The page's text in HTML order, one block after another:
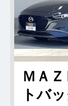
ＭＡ
トバ